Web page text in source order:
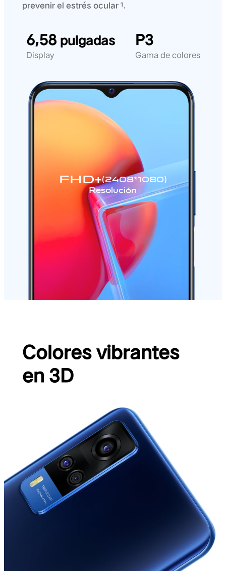
FHD+(2408*1080)
Resolución
prevenir el estrés ocular 1.
6,58 pulgadas
Display
P3
Gama de colores
Colores vibrantes
en 3D